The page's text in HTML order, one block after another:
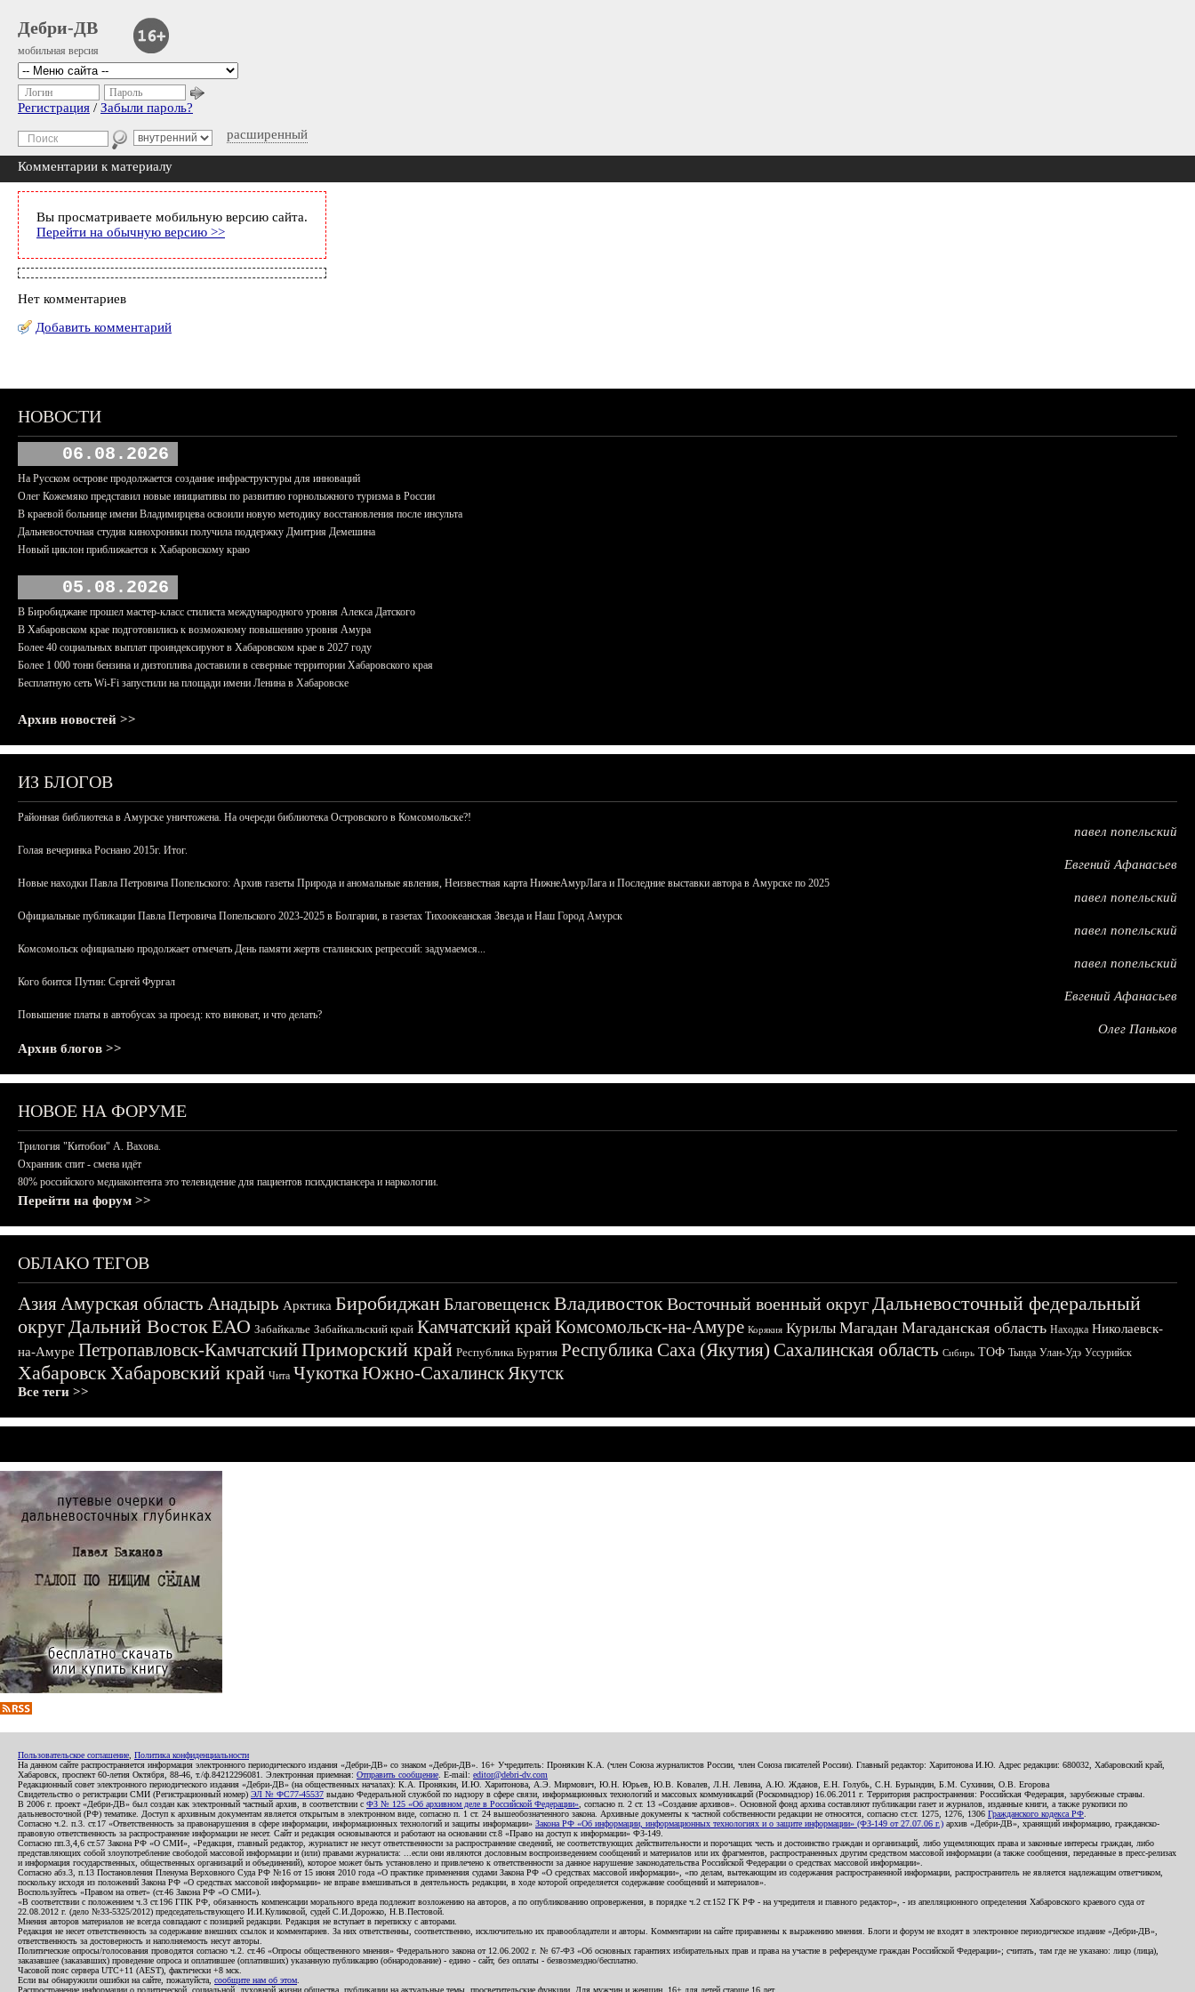
Дебри-ДВ
мобильная версия
расширенный
Логин Пароль
Регистрация / Забыли пароль?
Комментарии к материалу
Вы просматриваете мобильную версию сайта.
Перейти на обычную версию >>
Нет комментариев
Добавить комментарий
НОВОСТИ
06.08.2026
На Русском острове продолжается создание инфраструктуры для инноваций
Олег Кожемяко представил новые инициативы по развитию горнолыжного туризма в России
В краевой больнице имени Владимирцева освоили новую методику восстановления после инсульта
Дальневосточная студия кинохроники получила поддержку Дмитрия Демешина
Новый циклон приближается к Хабаровскому краю
05.08.2026
В Биробиджане прошел мастер-класс стилиста международного уровня Алекса Датского
В Хабаровском крае подготовились к возможному повышению уровня Амура
Более 40 социальных выплат проиндексируют в Хабаровском крае в 2027 году
Более 1 000 тонн бензина и дизтоплива доставили в северные территории Хабаровского края
Бесплатную сеть Wi-Fi запустили на площади имени Ленина в Хабаровске
Архив новостей >>
ИЗ БЛОГОВ
Районная библиотека в Амурске уничтожена. На очереди библиотека Островского в Комсомольске?!
павел попельский
Голая вечеринка Роснано 2015г. Итог.
Евгений Афанасьев
Новые находки Павла Петровича Попельского: Архив газеты Природа и аномальные явления, Неизвестная карта НижнеАмурЛага и Последние выставки автора в Амурске по 2025
павел попельский
Официальные публикации Павла Петровича Попельского 2023-2025 в Болгарии, в газетах Тихоокеанская Звезда и Наш Город Амурск
павел попельский
Комсомольск официально продолжает отмечать День памяти жертв сталинских репрессий: задумаемся...
павел попельский
Кого боится Путин: Сергей Фургал
Евгений Афанасьев
Повышение платы в автобусах за проезд: кто виноват, и что делать?
Олег Паньков
Архив блогов >>
НОВОЕ НА ФОРУМЕ
Трилогия "Китобои" А. Вахова.
Охранник спит - смена идёт
80% российского медиаконтента это телевидение для пациентов психдиспансера и наркологии.
Перейти на форум >>
ОБЛАКО ТЕГОВ
АзияАмурская область Анадырь Арктика БиробиджанБлаговещенскВладивостокВосточный военный округДальневосточный федеральный
округДальний ВостокЕАО Забайкалье Забайкальский край Камчатский крайКомсомольск-на-Амуре Корякия Курилы Магадан Магаданская область Находка Николаевск-
на-Амуре Петропавловск-КамчатскийПриморский край Республика Бурятия Республика Саха (Якутия) Сахалинская область Сибирь ТОФ Тында Улан-Удэ Уссурийск
ХабаровскХабаровский край Чита ЧукоткаЮжно-СахалинскЯкутск
Все теги >>
Пользовательское соглашение Политика конфиденциальности
На данном сайте распространяется информация электронного периодического издания «Дебри-ДВ» со знаком «Дебри-ДВ». 16+ Учредитель: Пронякин К.А. (член Союза журналистов России, член Союза писателей России). Главный редактор: Харитонова И.Ю. Адрес редакции: 680032, Хабаровский край,
Хабаровск, проспект 60-летия Октября, 88-46, т./ф.84212296081. Электронная приемная: Отправить сообщение . E-mail: editor@debri-dv.com
Редакционный совет электронного периодического издания «Дебри-ДВ» (на общественных началах): К.А. Пронякин, И.Ю. Харитонова, А.Э. Мирмович, Ю.Н. Юрьев, Ю.В. Ковалев, Л.Н. Левина, А.Ю. Жданов, Е.Н. Голубь, С.Н. Бурындин, Б.М. Сухинин, О.В. Егорова
Свидетельство о регистрации СМИ (Регистрационный номер) ЭЛ № ФС77-45537 выдано Федеральной службой по надзору в сфере связи, информационных технологий и массовых коммуникаций (Роскомнадзор) 16.06.2011 г. Территория распространения: Российская Федерация, зарубежные страны.
В 2006 г. проект «Дебри-ДВ» был создан как электронный частный архив, в соответствии с ФЗ № 125 «Об архивном деле в Российской Федерации» , согласно п. 2 ст. 13 «Создание архивов». Основной фонд архива составляют публикации газет и журналов, изданные книги, а также рукописи по
дальневосточной (РФ) тематике. Доступ к архивным документам является открытым в электронном виде, согласно п. 1 ст. 24 вышеобозначенного закона. Архивные документы к частной собственности редакции не относятся, согласно ст.ст. 1275, 1276, 1306 Гражданского кодекса РФ
Согласно ч.2. п.3. ст.17 «Ответственность за правонарушения в сфере информации, информационных технологий и защиты информации» Закона РФ «Об информации, информационных технологиях и о защите информации» (ФЗ-149 от 27.07.06 г.) архив «Дебри-ДВ», хранящий информацию, гражданско-
правовую ответственность за распространение информации не несет. Сайт и редакция основываются и работают на основании ст.8 «Право на доступ к информации» ФЗ-149.
Согласно пп.3,4,6 ст.57 Закона РФ «О СМИ», «Редакция, главный редактор, журналист не несут ответственности за распространение сведений, не соответствующих действительности и порочащих честь и достоинство граждан и организаций, либо ущемляющих права и законные интересы граждан, либо
представляющих собой злоупотребление свободой массовой информации и (или) правами журналиста: ...если они являются дословным воспроизведением сообщений и материалов или их фрагментов, распространенных другим средством массовой информации (а также сообщения, переданные в пресс-релизах
и информация государственных, общественных организаций и объединений), которое может быть установлено и привлечено к ответственности за данное нарушение законодательства Российской Федерации о средствах массовой информации».
Согласно абз.3, п.13 Постановления Пленума Верховного Суда РФ №16 от 15 июня 2010 года «О практике применения судами Закона РФ «О средствах массовой информации», «по делам, вытекающим из содержания распространенной информации, распространитель не является надлежащим ответчиком,
поскольку исходя из положений Закона РФ «О средствах массовой информации» не вправе вмешиваться в деятельность редакции, в ходе которой определяется содержание сообщений и материалов».
Воспользуйтесь «Правом на ответ» (ст.46 Закона РФ «О СМИ»).
«В соответствии с положением ч.3 ст.196 ГПК РФ, обязанность компенсации морального вреда подлежит возложению на авторов, а по опубликованию опровержения, в порядке ч.2 ст.152 ГК РФ - на учредителя и главного редактор», - из апелляционного определения Хабаровского краевого суда от
22.08.2012 г. (дело №33-5325/2012) председательствующего И.И.Куликовой, судей С.И.Дорожко, Н.В.Пестовой.
Мнения авторов материалов не всегда совпадают с позицией редакции. Редакция не вступает в переписку с авторами.
Редакция не несет ответственность за содержание внешних ссылок и комментариев. За них ответственны, соответственно, исключительно их правообладатели и авторы. Комментарии на сайте приравнены к выражению мнения. Блоги и форум не входят в электронное периодическое издание «Дебри-ДВ»,
ответственность за достоверность и наполняемость несут авторы.
Политические опросы/голосования проводятся согласно ч.2. ст.46 «Опросы общественного мнения» Федерального закона от 12.06.2002 г. № 67-ФЗ «Об основных гарантиях избирательных прав и права на участие в референдуме граждан Российской Федерации»; считать, там где не указано: лицо (лица),
заказавшее (заказавших) проведение опроса и оплатившее (оплативших) указанную публикацию (обнародование) - едино - сайт, без оплаты - безвозмездно/бесплатно.
Часовой пояс сервера UTC+11 (AEST), фактически +8 мск.
Если вы обнаружили ошибки на сайте, пожалуйста, сообщите нам об этом
Распространение информации о политической, социальной, духовной жизни общества, публикации на актуальные темы, просветительские функции. Для мужчин и женщин. 16+ для детей старше 16 лет.